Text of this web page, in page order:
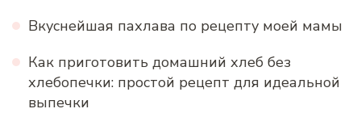
Вкуснейшая пахлава по рецепту моей мамы
Как приготовить домашний хлеб без
хлебопечки: простой рецепт для идеальной
выпечки